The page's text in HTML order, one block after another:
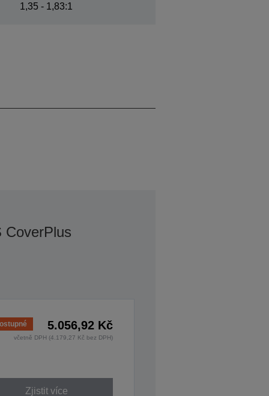
1,35 - 1,83:1
CoverPlus
5.056,92 Kč
včetně DPH (4.179,27 Kč bez DPH)
Zjistit více